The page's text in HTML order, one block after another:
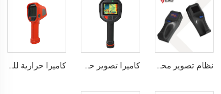
نظام تصوير محمول صغير الحجم يُستخدم لرؤية ما وراء الجدران كاميرا تصوير حراري لإطفاء الحرائق F1200 كاميرا حرارية للكشف عن تسرب الغاز LSJ-TIG10